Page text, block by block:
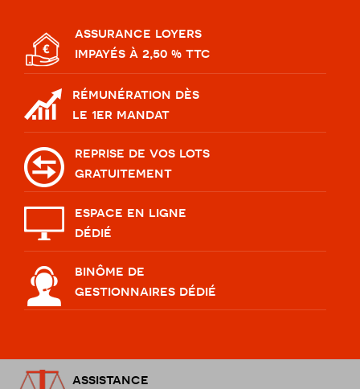
assurance loyers
impayés à 2,50 % ttc
rémunération dès
le 1er mandat
reprise de vos lots
gratuitement
espace en ligne
dédié
binôme de
gestionnaires dédié
assistance